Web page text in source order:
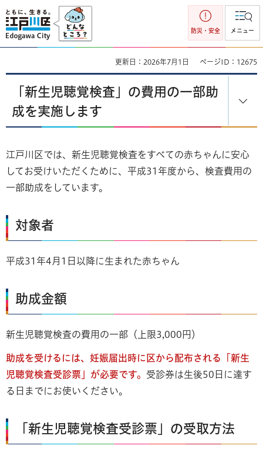
江戸川区
防災・安全 メニュー
更新日：2026年7月1日 ページID：12675
「新生児聴覚検査」の費用の一部助
成を実施します
江戸川区では、新生児聴覚検査をすべての赤ちゃんに安心
してお受けいただくために、平成31年度から、検査費用の
一部助成をしています。
対象者
平成31年4月1日以降に生まれた赤ちゃん
助成金額
新生児聴覚検査の費用の一部（上限3,000円）
助成を受けるには、妊娠届出時に区から配布される「新生
児聴覚検査受診票」が必要です。 受診券は生後50日に達す
る日までにお使いください。
「新生児聴覚検査受診票」の受取方法